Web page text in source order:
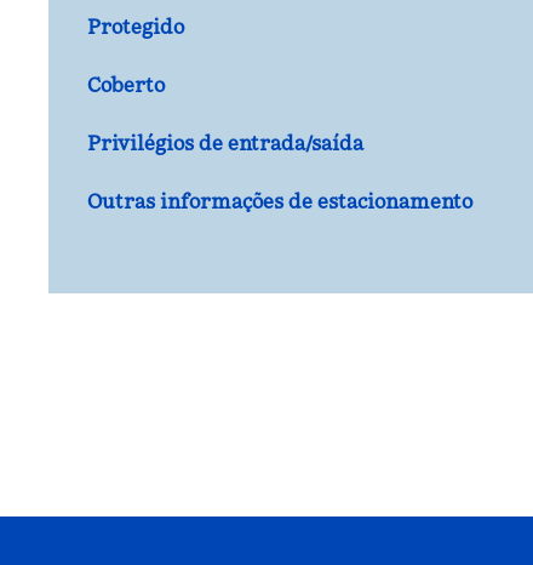
Protegido
Coberto
Privilégios de entrada/saída
Outras informações de estacionamento